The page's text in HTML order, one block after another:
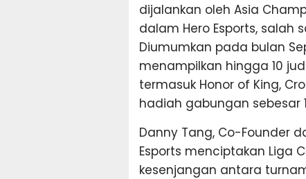
dijalankan oleh Asia
dalam Hero Esports, salah
Diumumkan pada bulan
menampilkan hingga 10
termasuk Honor of King,
hadiah gabungan sebesar
Danny Tang, Co-Founder
Esports menciptakan Liga
kesenjangan antara